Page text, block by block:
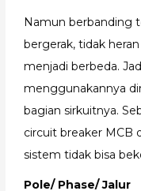
Namun berbanding
bergerak, tidak
menjadi berbeda.
menggunakannya
bagian sirkuitnya.
circuit breaker MCB
sistem tidak bisa
Pole/ Phase/ Jalur